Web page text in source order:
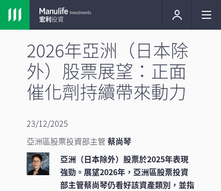
2026年亞洲（日本除
外）股票展望：正面
催化劑持續帶來動力
23/12/2025
亞洲區股票投資部主管蔡尚琴
亞洲（日本除外）股票於2025年表現
強勁。展望2026年，亞洲區股票投資
部主管蔡尚琴仍看好該資產類別，並指